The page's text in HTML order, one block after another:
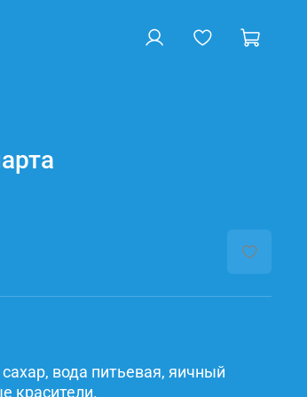
вода питьевая, яичный
красители.